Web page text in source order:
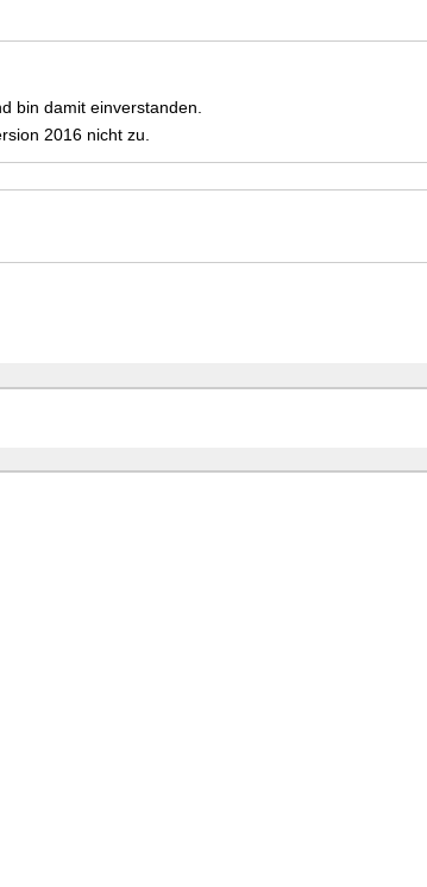
bin damit einverstanden.
2016 nicht zu.